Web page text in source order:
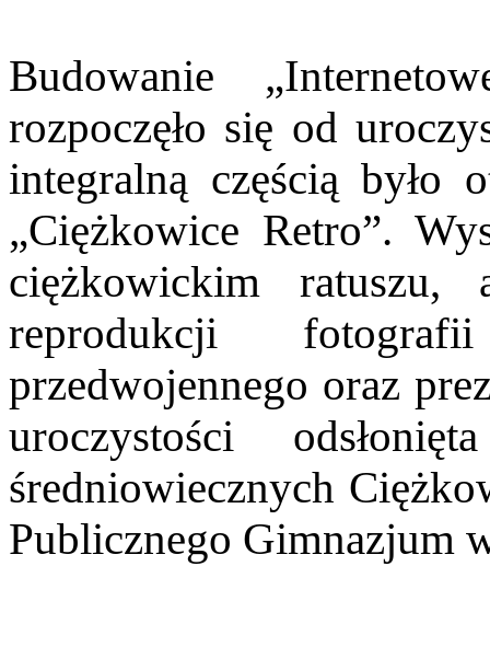
Budowanie
rozpoczęło się od
integralną częścią było
„Ciężkowice Retro”.
ciężkowickim
reprodukcji
przedwojennego oraz
uroczystości
średniowiecznych
Publicznego Gimnazjum